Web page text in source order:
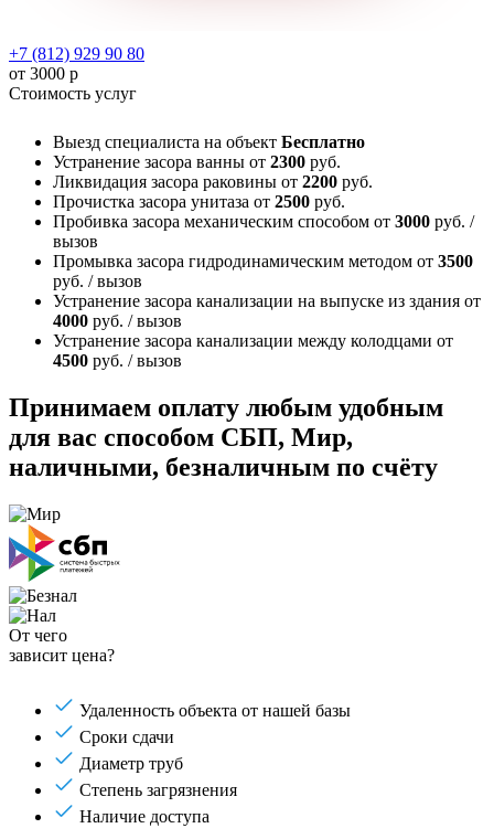
+7 (812) 929 90 80
от 3000 р
Стоимость услуг
Выезд специалиста на объект Бесплатно
Устранение засора ванны от 2300 руб.
Ликвидация засора раковины от 2200 руб.
Прочистка засора унитаза от 2500 руб.
Пробивка засора механическим способом от 3000 руб. /
вызов
Промывка засора гидродинамическим методом от 3500
руб. / вызов
Устранение засора канализации на выпуске из здания от
4000 руб. / вызов
Устранение засора канализации между колодцами от
4500 руб. / вызов
Принимаем оплату любым удобным
для вас способом СБП, Мир,
наличными, безналичным по счёту
От чего
зависит цена?
Удаленность объекта от нашей базы
Сроки сдачи
Диаметр труб
Степень загрязнения
Наличие доступа